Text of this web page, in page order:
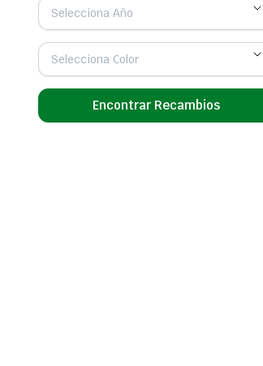
Selecciona Año
Selecciona Color
Encontrar Recambios